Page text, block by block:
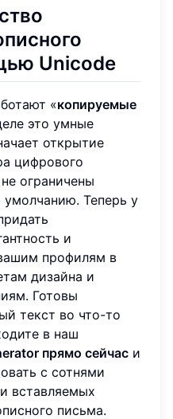
Unicode
«копируемые
это умные
открытие
цифрового
ограничены
Теперь у
и
профилям в
дизайна и
Готовы
текст во что-то
в наш
прямо сейчас и
с сотнями
вставляемых
письма.